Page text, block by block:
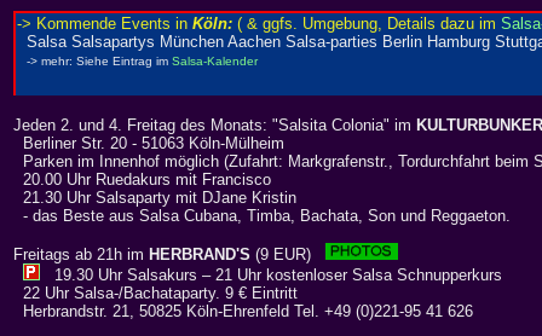
Jeden 2. und 4. Freitag des Monats: "Salsita Colonia" im KULTURBUNKER
Berliner Str. 20 - 51063 Köln-Mülheim
Parken im Innenhof möglich (Zufahrt: Markgrafenstr., Tordurchfahrt beim
20.00 Uhr Ruedakurs mit Francisco
21.30 Uhr Salsaparty mit DJane Kristin
- das Beste aus Salsa Cubana, Timba, Bachata, Son und Reggaeton.
Freitags ab 21h im HERBRAND'S (9 EUR)
19.30 Uhr Salsakurs – 21 Uhr kostenloser Salsa Schnupperkurs
22 Uhr Salsa-/Bachataparty. 9 € Eintritt
Herbrandstr. 21, 50825 Köln-Ehrenfeld Tel. +49 (0)221-95 41 626